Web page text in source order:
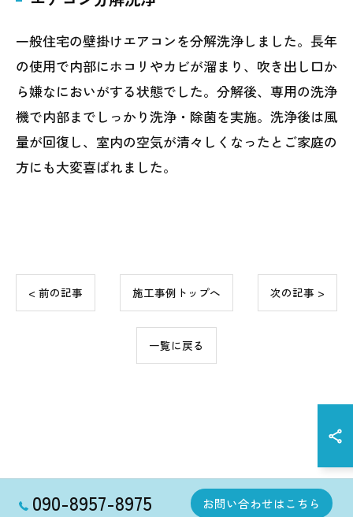
一般住宅の壁掛けエアコンを分解洗浄しました。長年
の使用で内部にホコリやカビが溜まり、吹き出し口か
ら嫌なにおいがする状態でした。分解後、専用の洗浄
機で内部までしっかり洗浄・除菌を実施。洗浄後は風
量が回復し、室内の空気が清々しくなったとご家庭の
方にも大変喜ばれました。
< 前の記事 施工事例トップへ 次の記事 >
一覧に戻る
090-8957-8975 お問い合わせはこちら